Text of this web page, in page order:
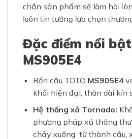
chắn sản phẩm sẽ làm hài
luôn tin tưởng lựa chọn
Đặc điểm nổi bật
MS905E4
Bồn cầu TOTO MS905E4
khối hiện đại, thân dài kín
Hệ thống xả Tornado:
phương pháp xả thông
chảy xuống từ thành cầu,